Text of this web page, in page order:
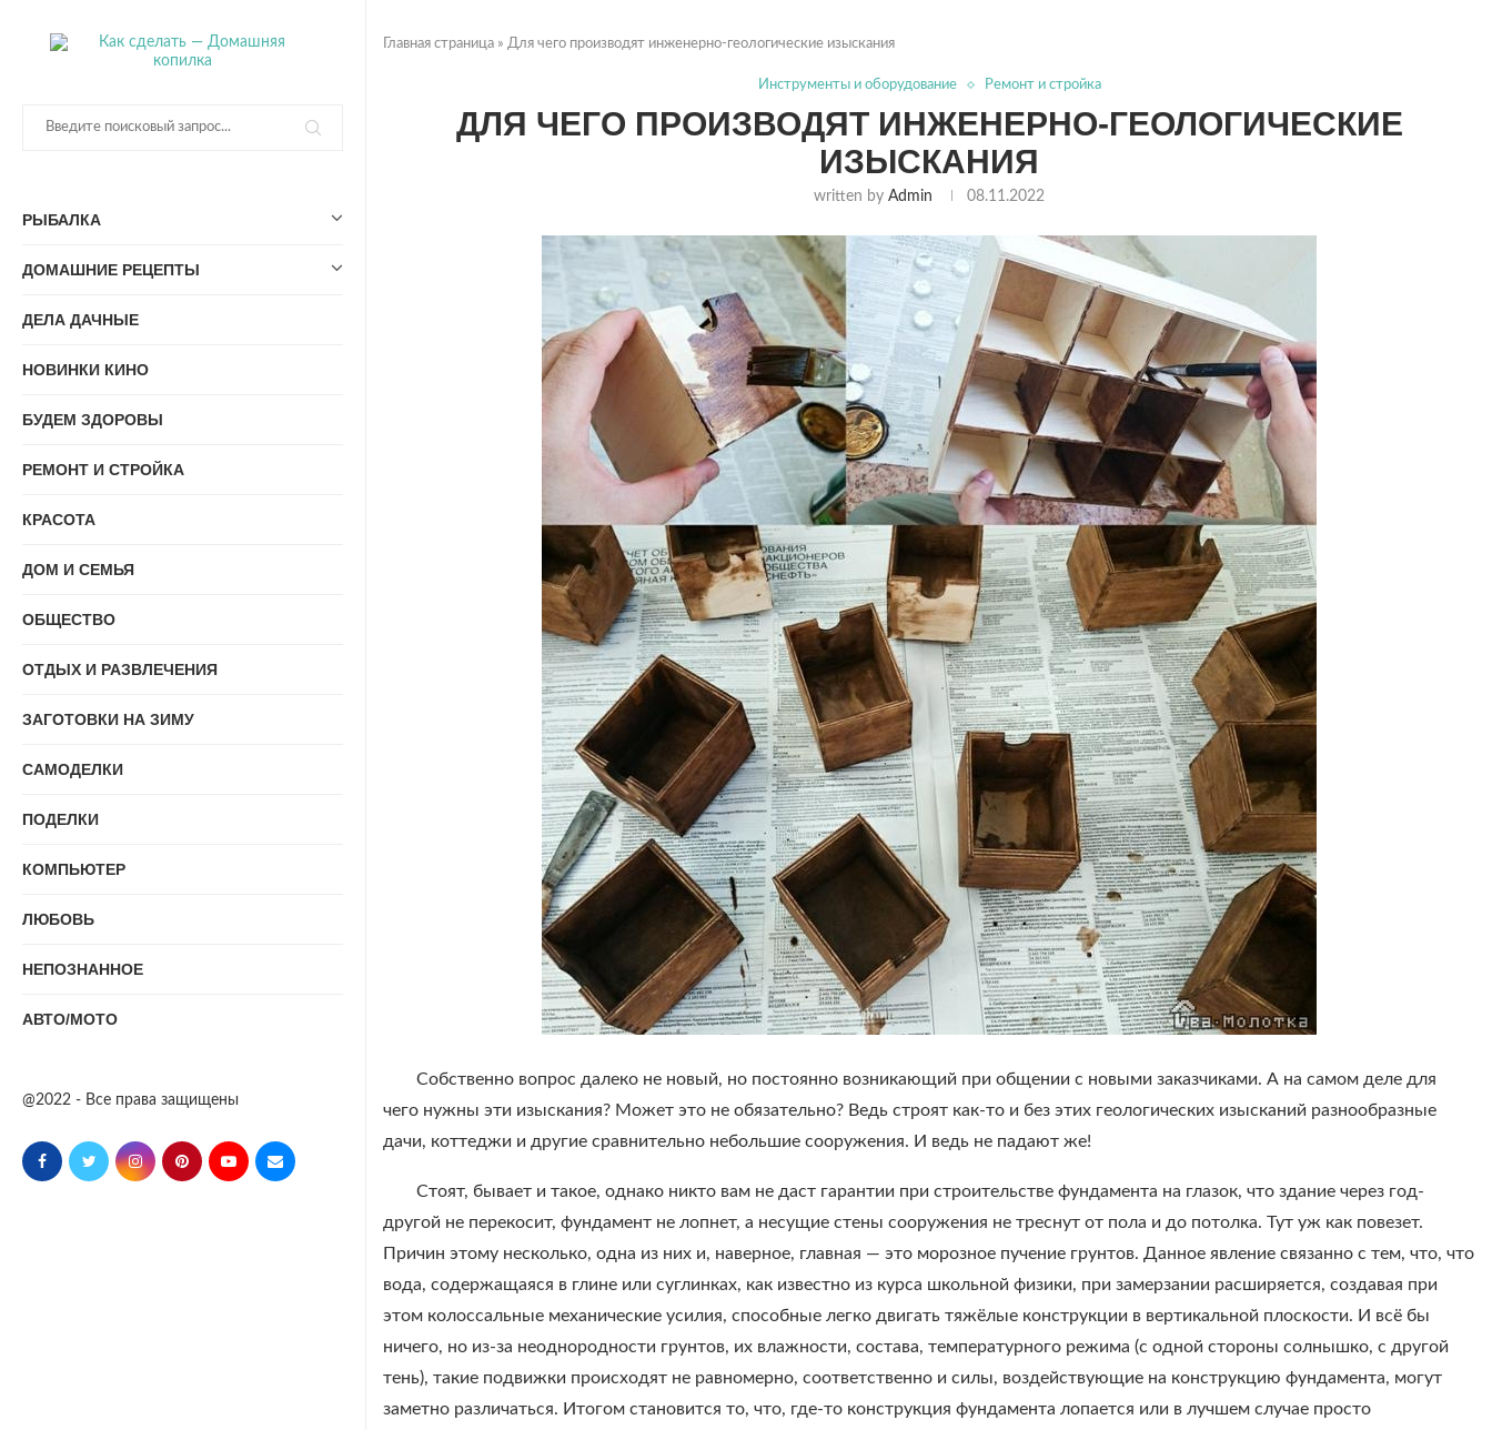
РЫБАЛКА
ДОМАШНИЕ РЕЦЕПТЫ
ДЕЛА ДАЧНЫЕ
НОВИНКИ КИНО
БУДЕМ ЗДОРОВЫ
РЕМОНТ И СТРОЙКА
КРАСОТА
ДОМ И СЕМЬЯ
ОБЩЕСТВО
ОТДЫХ И РАЗВЛЕЧЕНИЯ
ЗАГОТОВКИ НА ЗИМУ
САМОДЕЛКИ
ПОДЕЛКИ
КОМПЬЮТЕР
ЛЮБОВЬ
НЕПОЗНАННОЕ
АВТО/МОТО
@2022 - Все права защищены
Главная страница » Для чего производят инженерно-геологические изыскания
Инструменты и оборудование Ремонт и стройка
ДЛЯ ЧЕГО ПРОИЗВОДЯТ ИНЖЕНЕРНО-ГЕОЛОГИЧЕСКИЕ
ИЗЫСКАНИЯ
written by Admin 08.11.2022
Собственно вопрос далеко не новый, но постоянно возникающий при общении с новыми заказчиками. А на самом деле для
чего нужны эти изыскания? Может это не обязательно? Ведь строят как-то и без этих геологических изысканий разнообразные
дачи, коттеджи и другие сравнительно небольшие сооружения. И ведь не падают же!
Стоят, бывает и такое, однако никто вам не даст гарантии при строительстве фундамента на глазок, что здание через год-
другой не перекосит, фундамент не лопнет, а несущие стены сооружения не треснут от пола и до потолка. Тут уж как повезет.
Причин этому несколько, одна из них и, наверное, главная — это морозное пучение грунтов. Данное явление связанно с тем, что, что
вода, содержащаяся в глине или суглинках, как известно из курса школьной физики, при замерзании расширяется, создавая при
этом колоссальные механические усилия, способные легко двигать тяжёлые конструкции в вертикальной плоскости. И всё бы
ничего, но из-за неоднородности грунтов, их влажности, состава, температурного режима (с одной стороны солнышко, с другой
тень), такие подвижки происходят не равномерно, соответственно и силы, воздействующие на конструкцию фундамента, могут
заметно различаться. Итогом становится то, что, где-то конструкция фундамента лопается или в лучшем случае просто